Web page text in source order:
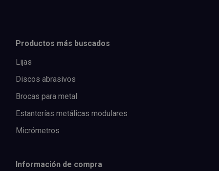
Productos más buscados
Lijas
Discos abrasivos
Brocas para metal
Estanterías metálicas modulares
Micrómetros
Información de compra